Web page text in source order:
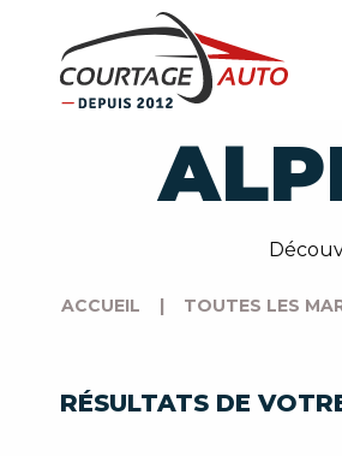
ACCUEIL | TOUTES LES
RÉSULTATS DE